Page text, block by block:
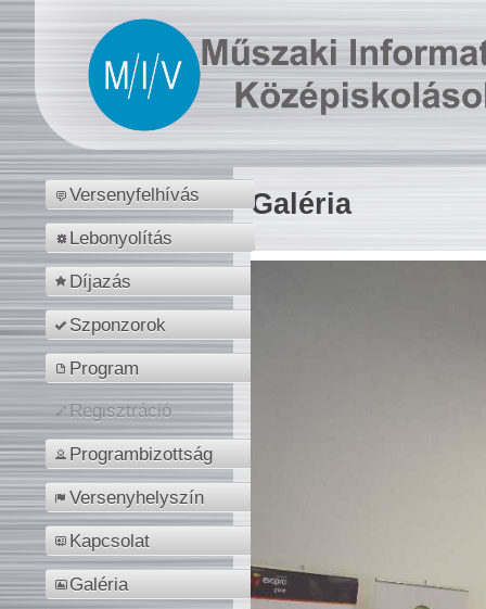
Versenyfelhívás
Lebonyolítás
Díjazás
Szponzorok
Program
Regisztráció
Programbizottság
Versenyhelyszín
Kapcsolat
Galéria
Galéria